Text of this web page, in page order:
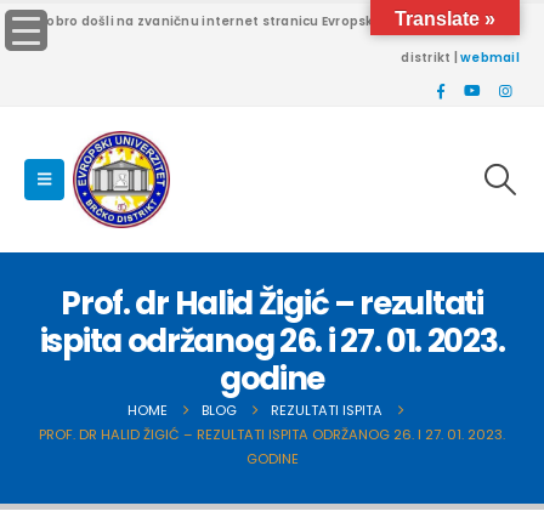
Dobro došli na zvaničnu internet stranicu Evropskog univerziteta Brčko
distrikt |webmail
Prof. dr Halid Žigić – rezultati
ispita održanog 26. i 27. 01. 2023.
godine
HOME BLOG
REZULTATI ISPITA
PROF. DR HALID ŽIGIĆ – REZULTATI ISPITA ODRŽANOG 26. I 27. 01. 2023.
GODINE
Translate »